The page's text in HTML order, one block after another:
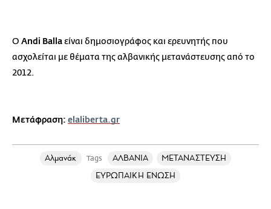
Ο Andi Ballaείναι δημοσιογράφος και ερευνητής που
ασχολείται με θέματα της αλβανικής μετανάστευσης από το
2012.
Μετάφραση: elaliberta.gr
Αλμανάκ Tags ΑΛΒΑΝΙΑ
ΜΕΤΑΝΑΣΤΕΥΣΗ
ΕΥΡΩΠΑΙΚΗ ΕΝΩΣΗ